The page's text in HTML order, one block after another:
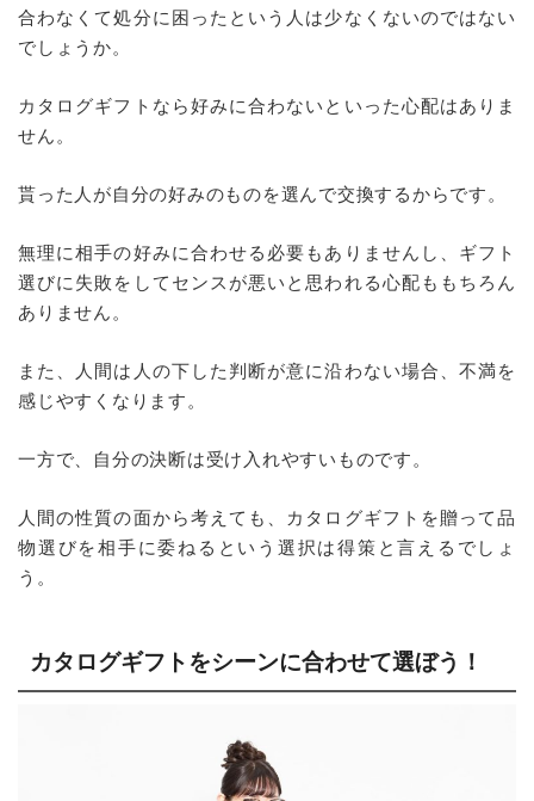
合わなくて処分に困ったという人は少なくないのではない
でしょうか。
カタログギフトなら好みに合わないといった心配はありま
せん。
貰った人が自分の好みのものを選んで交換するからです。
無理に相手の好みに合わせる必要もありませんし、ギフト
選びに失敗をしてセンスが悪いと思われる心配ももちろん
ありません。
また、人間は人の下した判断が意に沿わない場合、不満を
感じやすくなります。
一方で、自分の決断は受け入れやすいものです。
人間の性質の面から考えても、カタログギフトを贈って品
物選びを相手に委ねるという選択は得策と言えるでしょ
う。
カタログギフトをシーンに合わせて選ぼう！